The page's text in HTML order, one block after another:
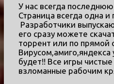
У нас всегда
Страница всегда одна и
Разработчики
его сразу можете
торрент или по прямой
Вирусом,амиго,яндекса
будет!! Все игры
взломанные рабочим